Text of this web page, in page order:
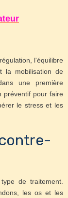
l'équilibre
la mobilisation de
une première
préventif pour faire
le stress et les
de traitement.
les os et les